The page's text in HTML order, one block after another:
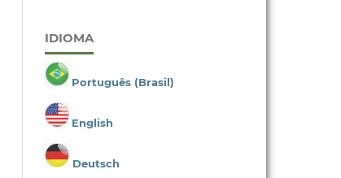
IDIOMA
Português (Brasil)
English
Deutsch